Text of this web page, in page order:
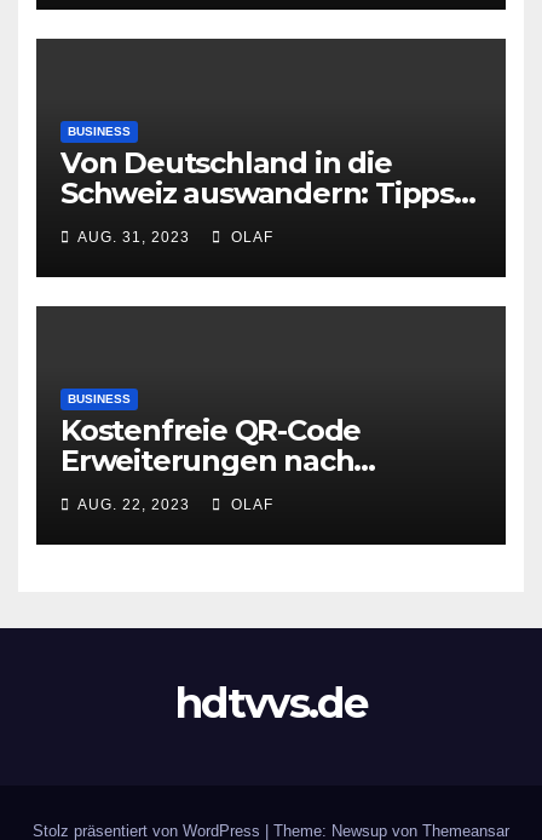
BUSINESS
Von Deutschland in die
Schweiz auswandern: Tipps
und Infos von Deutschen, die
ausgewandert sind
AUG. 31, 2023 OLAF
BUSINESS
Kostenfreie QR-Code
Erweiterungen nach
Registrierung verfügbar
AUG. 22, 2023 OLAF
hdtvvs.de
Stolz präsentiert von WordPress Theme: Newsup von Themeansar